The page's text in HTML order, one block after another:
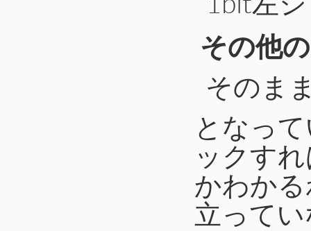
その他
そのま
となっ
ックす
かわか
立って